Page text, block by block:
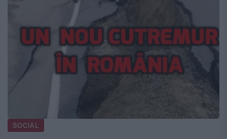
SOCIAL